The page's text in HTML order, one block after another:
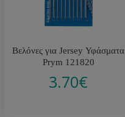
Βελόνες για Jersey Υφάσματα
Prym 121820
3.70€